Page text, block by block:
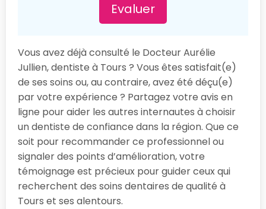
Evaluer
Vous avez déjà consulté le Docteur Aurélie
Jullien, dentiste à Tours ? Vous êtes satisfait(e)
de ses soins ou, au contraire, avez été déçu(e)
par votre expérience ? Partagez votre avis en
ligne pour aider les autres internautes à choisir
un dentiste de confiance dans la région. Que ce
soit pour recommander ce professionnel ou
signaler des points d’amélioration, votre
témoignage est précieux pour guider ceux qui
recherchent des soins dentaires de qualité à
Tours et ses alentours.